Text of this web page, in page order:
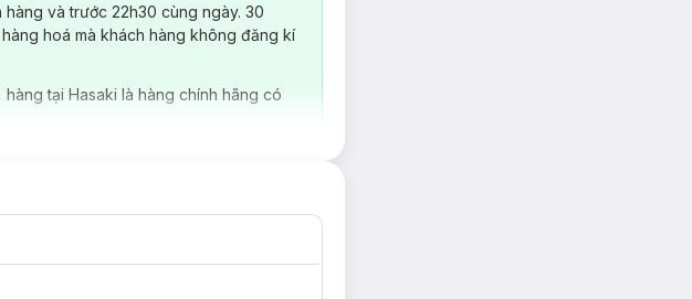
và trước 22h30 cùng ngày. 30
hoá mà khách hàng không đăng kí
tại Hasaki là hàng chính hãng có